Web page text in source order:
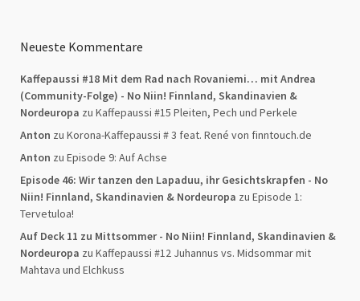
Neueste Kommentare
Kaffepaussi #18 Mit dem Rad nach Rovaniemi… mit Andrea
(Community-Folge) - No Niin! Finnland, Skandinavien &
Nordeuropa zu Kaffepaussi #15 Pleiten, Pech und Perkele
Anton zu Korona-Kaffepaussi # 3 feat. René von finntouch.de
Anton zu Episode 9: Auf Achse
Episode 46: Wir tanzen den Lapaduu, ihr Gesichtskrapfen - No
Niin! Finnland, Skandinavien & Nordeuropa zu Episode 1:
Tervetuloa!
Auf Deck 11 zu Mittsommer - No Niin! Finnland, Skandinavien &
Nordeuropa zu Kaffepaussi #12 Juhannus vs. Midsommar mit
Mahtava und Elchkuss